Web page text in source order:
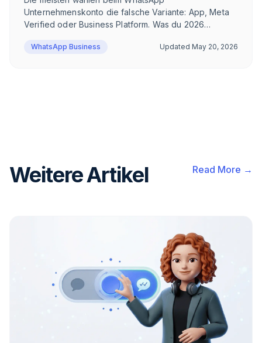
Unternehmenskonto die falsche Variante: App, Meta
Verified oder Business Platform. Was du 2026
versendest. Hier die ehrliche Einordnung — mit
WhatsApp Business Updated May 20, 2026
Weitere Artikel Read More →